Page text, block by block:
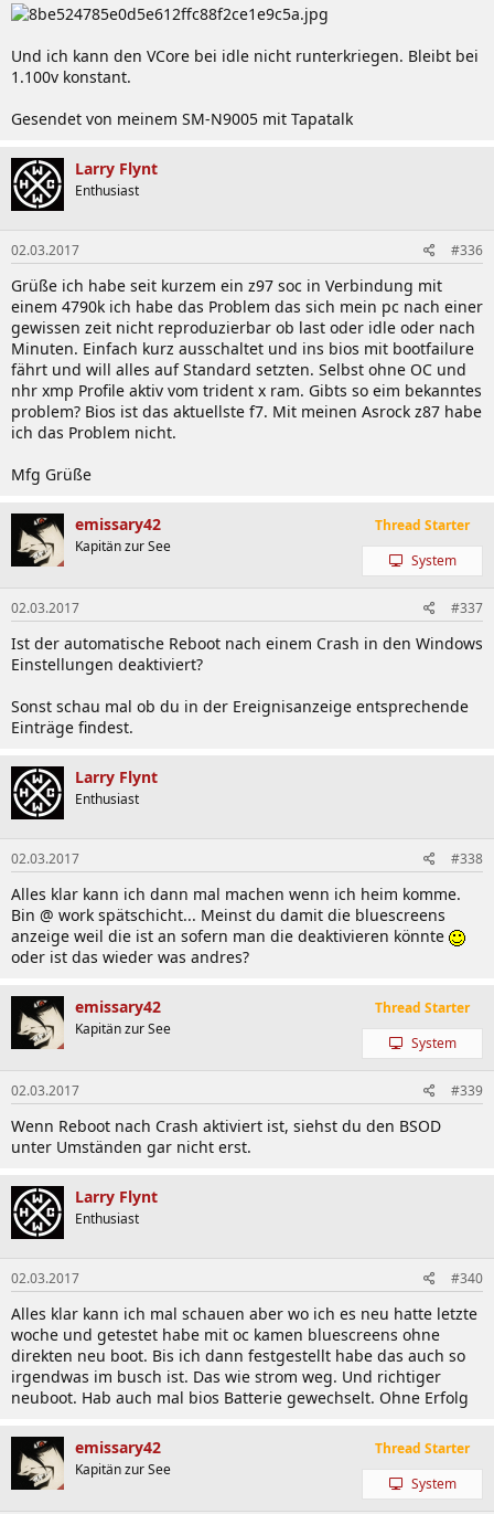
6x audio jacks (Center / Subwoofer Speaker
In, Line Out, Mic In)
BIOS
2x 128 Mbit flash
Support for DualBIOS
PnP 1.0a, DMI 2.7, WfM 2.0, SM BIOS 2.7, ACPI
Supported
OS
Accessories
User manual
Installation guidebook
I/O shield
Driver disk
4x SATA cable
OC brace
V-probes
2x SLI bridge
BIOS
1) Bilder
CPU Vcore
Override
in 10mV Schritten
CPU Graphics
Voltage
0.500V bis
1.800V
-0.300V bis
+0.400V
in 1mV Schritten
(Override)
in 1mV Schritten
(Offset)
CPU RING Voltage
0.800V bis
in 1mV Schritten
(Offset)
Voltage
als Offset in 1mV
CPU I/O Analog
Voltage
-0.300V bis
+0,400V
als Offset in 1mV
Schritten
CPU I/O Digital
Voltage
-0.300V bis
DRAM Voltage
DRAM Termination
0.325 bis
in 3mV Schritten
PCH Core
0.650 bis
1.300V
in 5mV Schritten
PCH I/O
1.050V bis
1.900V
in 5mV Schritten
gespeicherten OC Profile verloren (diese sind nicht
auf/abwärtskompatibel).
Und ich kann den VCore bei idle nicht runterkriegen. Bleibt bei
1.100v konstant.
Gesendet von meinem SM-N9005 mit Tapatalk
Larry Flynt
Enthusiast
02.03.2017 #336
Grüße ich habe seit kurzem ein z97 soc in Verbindung mit
einem 4790k ich habe das Problem das sich mein pc nach einer
gewissen zeit nicht reproduzierbar ob last oder idle oder nach
Minuten. Einfach kurz ausschaltet und ins bios mit bootfailure
fährt und will alles auf Standard setzten. Selbst ohne OC und
nhr xmp Profile aktiv vom trident x ram. Gibts so eim bekanntes
problem? Bios ist das aktuellste f7. Mit meinen Asrock z87 habe
ich das Problem nicht.
Mfg Grüße
emissary42
Kapitän zur See
Thread Starter
System
02.03.2017 #337
Ist der automatische Reboot nach einem Crash in den Windows
Einstellungen deaktiviert?
Sonst schau mal ob du in der Ereignisanzeige entsprechende
Einträge findest.
Larry Flynt
Enthusiast
02.03.2017 #338
Alles klar kann ich dann mal machen wenn ich heim komme.
Bin @ work spätschicht... Meinst du damit die bluescreens
anzeige weil die ist an sofern man die deaktivieren könnte
oder ist das wieder was andres?
emissary42
Kapitän zur See
Thread Starter
System
02.03.2017 #339
Wenn Reboot nach Crash aktiviert ist, siehst du den BSOD
unter Umständen gar nicht erst.
Larry Flynt
Enthusiast
02.03.2017 #340
Alles klar kann ich mal schauen aber wo ich es neu hatte letzte
woche und getestet habe mit oc kamen bluescreens ohne
direkten neu boot. Bis ich dann festgestellt habe das auch so
irgendwas im busch ist. Das wie strom weg. Und richtiger
neuboot. Hab auch mal bios Batterie gewechselt. Ohne Erfolg
emissary42
Kapitän zur See
Thread Starter
System